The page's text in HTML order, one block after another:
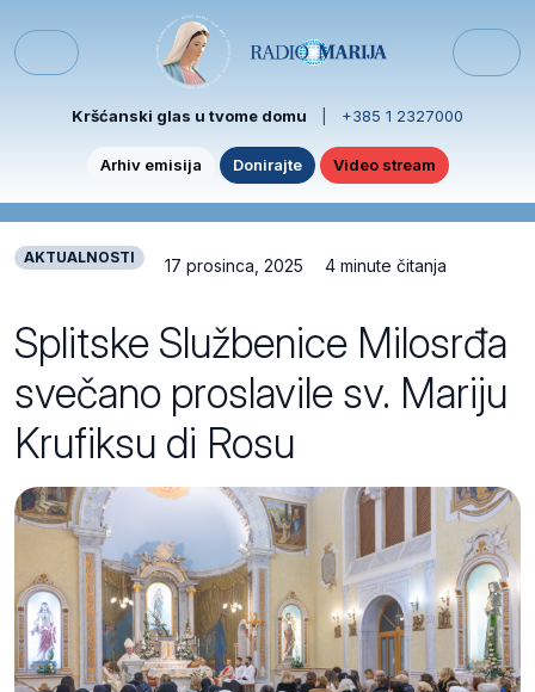
Menu
Kršćanski glas u tvome domu +385 1 2327000
Arhiv emisija Donirajte Video stream
AKTUALNOSTI 17 prosinca, 2025 4 minute čitanja
Splitske Službenice Milosrđa
svečano proslavile sv. Mariju
Krufiksu di Rosu